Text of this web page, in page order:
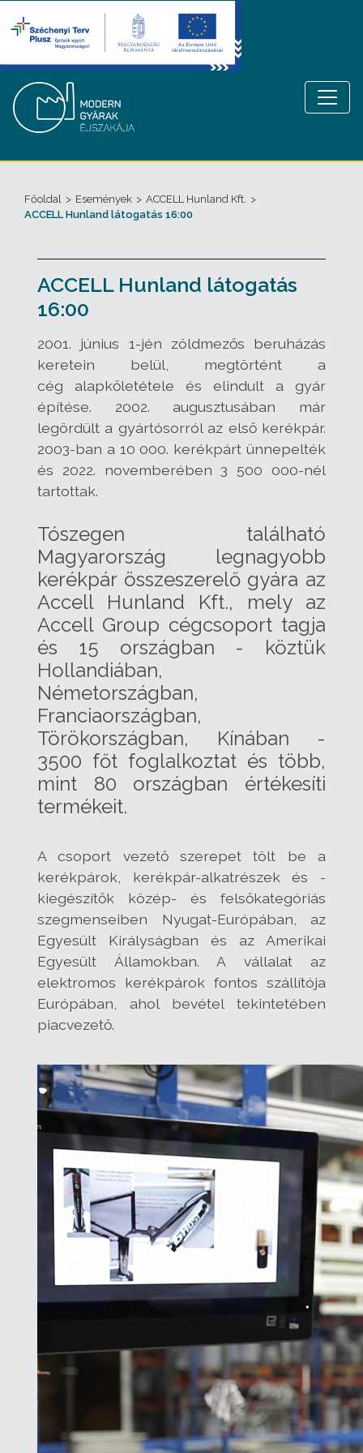
Főoldal > Események > ACCELL Hunland Kft. >
ACCELL Hunland látogatás 16:00
ACCELL Hunland látogatás
16:00
2001. június 1-jén zöldmezős beruházás
keretein belül, megtörtént a
cég alapkőletétele és elindult a gyár
építése. 2002. augusztusában már
legördült a gyártósorról az első kerékpár.
2003-ban a 10 000. kerékpárt ünnepelték
és 2022. novemberében 3 500 000-nél
tartottak.
Tószegen található
Magyarország legnagyobb
kerékpár összeszerelő gyára az
Accell Hunland Kft., mely az
Accell Group cégcsoport tagja
és 15 országban - köztük
Hollandiában,
Németországban,
Franciaországban,
Törökországban, Kínában -
3500 főt foglalkoztat és több,
mint 80 országban értékesíti
termékeit.
A csoport vezető szerepet tölt be a
kerékpárok, kerékpár-alkatrészek és -
kiegészítők közép- és felsőkategóriás
szegmenseiben Nyugat-Európában, az
Egyesült Királyságban és az Amerikai
Egyesült Államokban. A vállalat az
elektromos kerékpárok fontos szállítója
Európában, ahol bevétel tekintetében
piacvezető.